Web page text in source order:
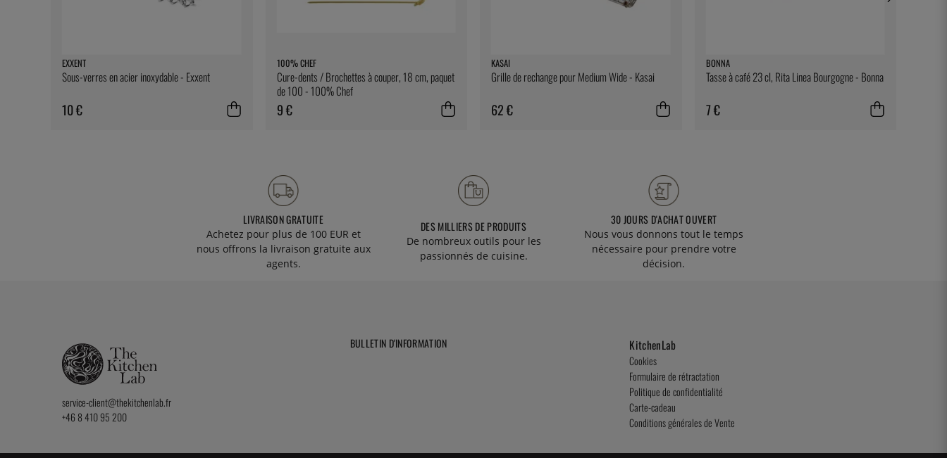
EXXENT
Sous-verres en acier inoxydable - Exxent
10 €
100% CHEF
Cure-dents / Brochettes à couper, 18 cm, paquet
de 100 - 100% Chef
9 €
KASAI
Grille de rechange pour Medium Wide - Kasai
62 €
BONNA
Tasse à café 23 cl, Rita Linea Bourgogne - Bonna
7 €
LIVRAISON GRATUITE
Achetez pour plus de 100 EUR et
nous offrons la livraison gratuite aux
agents.
DES MILLIERS DE PRODUITS
De nombreux outils pour les
passionnés de cuisine.
30 JOURS D'ACHAT OUVERT
Nous vous donnons tout le temps
nécessaire pour prendre votre
décision.
service-client@thekitchenlab.fr
+46 8 410 95 200
BULLETIN D'INFORMATION KitchenLab
Cookies
Formulaire de rétractation
Politique de confidentialité
Carte-cadeau
Conditions générales de Vente